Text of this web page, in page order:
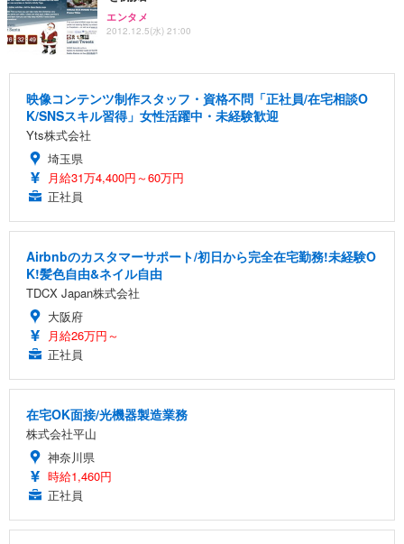
エンタメ
2012.12.5(水) 21:00
映像コンテンツ制作スタッフ・資格不問「正社員/在宅相談O
K/SNSスキル習得」女性活躍中・未経験歓迎
Yts株式会社
埼玉県
月給31万4,400円～60万円
正社員
Airbnbのカスタマーサポート/初日から完全在宅勤務!未経験O
K!髪色自由&ネイル自由
TDCX Japan株式会社
大阪府
月給26万円～
正社員
在宅OK面接/光機器製造業務
株式会社平山
神奈川県
時給1,460円
正社員